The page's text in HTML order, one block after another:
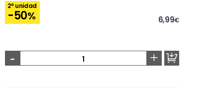
2ª unidad
-50% 6,99€
- +